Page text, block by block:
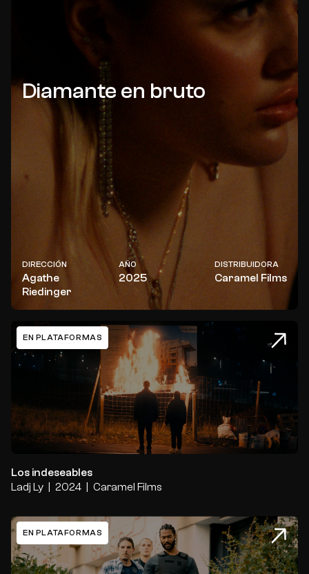
Diamante en bruto
DIRECCIÓN
Agathe
Riedinger
AÑO
2025
DISTRIBUIDORA
Caramel Films
EN PLATAFORMAS
Los indeseables
Los indeseables
Ladj Ly
2024 Caramel Films
EN PLATAFORMAS